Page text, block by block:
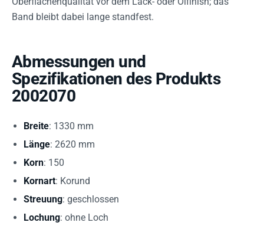
Band bleibt dabei lange standfest.
Abmessungen und
Spezifikationen des Produkts
2002070
Breite: 1330 mm
Länge: 2620 mm
Korn: 150
Kornart: Korund
Streuung: geschlossen
Lochung: ohne Loch